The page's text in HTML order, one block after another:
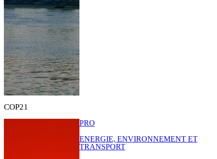
COP21
PRO
ENERGIE, ENVIRONNEMENT ET
TRANSPORT